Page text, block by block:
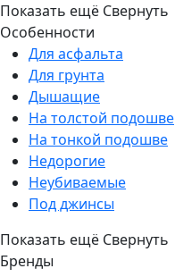
Показать ещё Свернуть
Особенности
Для асфальта
Для грунта
Дышащие
На толстой подошве
На тонкой подошве
Недорогие
Неубиваемые
Под джинсы
Показать ещё Свернуть
Бренды